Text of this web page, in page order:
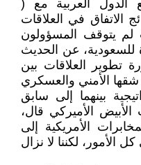
الدول العربية مع (
الاتفاق في العلاقات
لم يتوقف المسؤولون
للسعودية، عن الحديث
تطوير العلاقات بين
شقها الأمني والعسكري
بينهما إلى سابق
الأميركي قال،
الأمريكية إلى
الأمور، لكننا لا نزال